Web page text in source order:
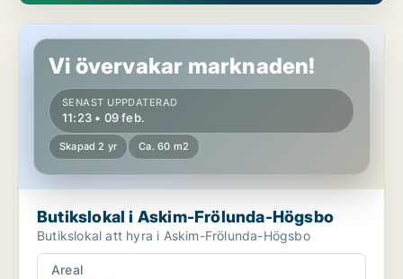
Butikslokal i Askim-Frölunda-Högsbo
Vi övervakar marknaden!
SENAST UPPDATERAD
11:23 • 09 feb.
Skapad 2 yr Ca. 60 m2
Butikslokal i Askim-Frölunda-Högsbo
Butikslokal att hyra i Askim-Frölunda-Högsbo
Areal